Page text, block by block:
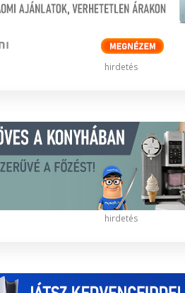
hirdetés
hirdetés